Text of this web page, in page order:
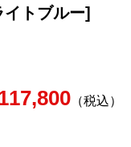
トブルー]
（税込）